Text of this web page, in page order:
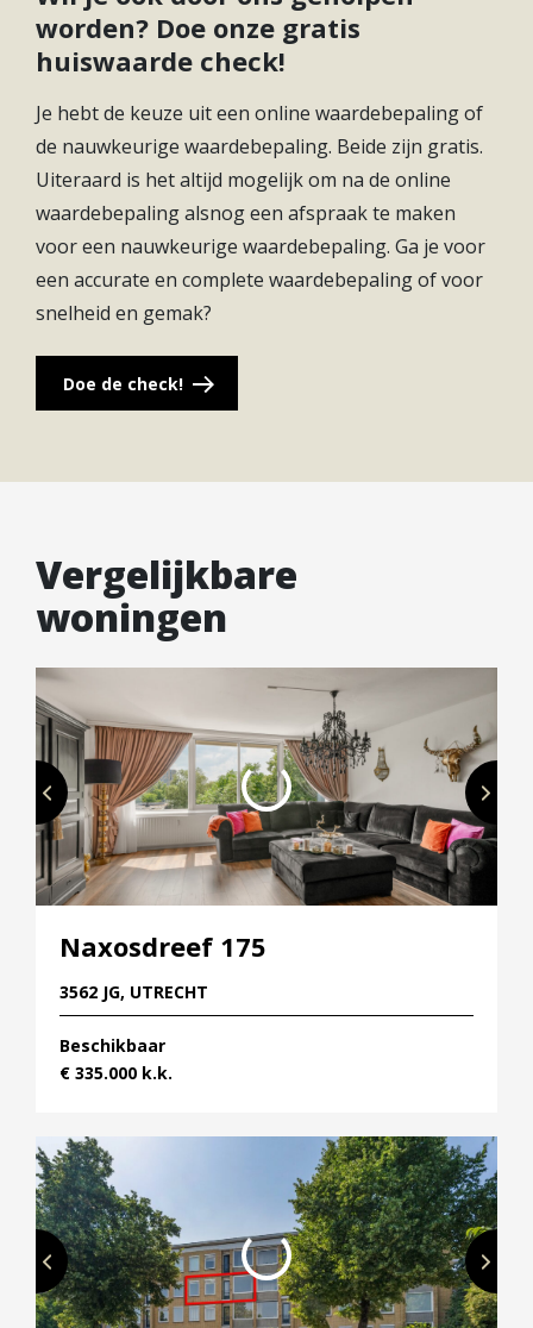
worden? Doe onze gratis
huiswaarde check!
Je hebt de keuze uit een online waardebepaling of
de nauwkeurige waardebepaling. Beide zijn gratis.
Uiteraard is het altijd mogelijk om na de online
waardebepaling alsnog een afspraak te maken
voor een nauwkeurige waardebepaling. Ga je voor
een accurate en complete waardebepaling of voor
snelheid en gemak?
Doe de check!
Vergelijkbare
woningen
Naxosdreef 175
3562 JG, UTRECHT
Beschikbaar
€ 335.000 k.k.